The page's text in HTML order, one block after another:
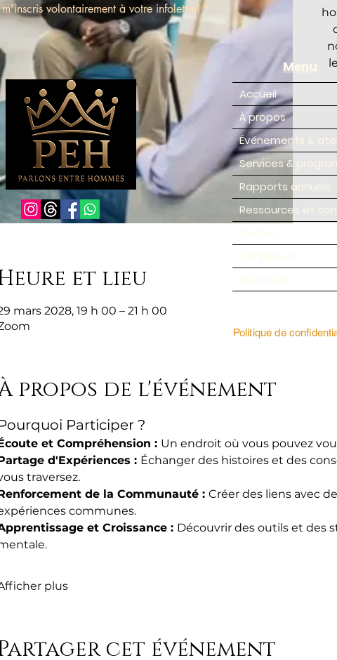
et lieu
mars 2028, 19 h 00 – 21 h 00
propos de l'événement
Participer ?
et Compréhension : Un endroit où vous pouvez
d'Expériences : Échanger des histoires et des
traversez.
de la Communauté : Créer des liens avec
communes.
et Croissance : Découvrir des outils et des
plus
cet événement
m'inscris volontairement à votre infolettre! *
Menu
Accueil
À propos
Événements &
Services &
Rapports annuels
Ressources et
Politique de